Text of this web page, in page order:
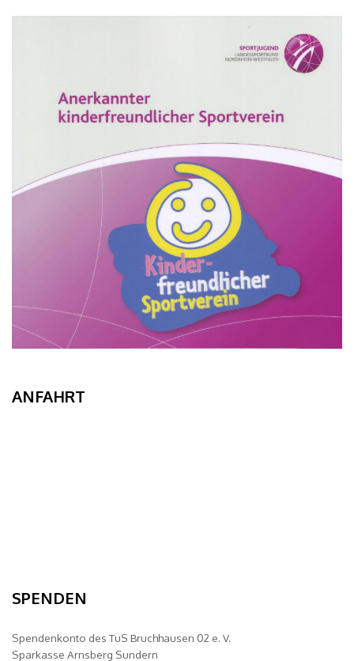
ANFAHRT
SPENDEN
Spendenkonto des TuS Bruchhausen 02 e. V.
Sparkasse Arnsberg Sundern